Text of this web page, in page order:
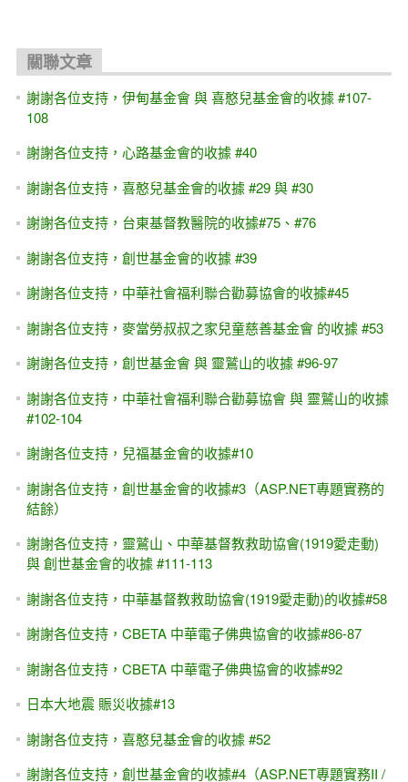
關聯文章
謝謝各位支持，伊甸基金會 與 喜憨兒基金會的收據 #107-
108
謝謝各位支持，心路基金會的收據 #40
謝謝各位支持，喜憨兒基金會的收據 #29 與 #30
謝謝各位支持，台東基督教醫院的收據#75、#76
謝謝各位支持，創世基金會的收據 #39
謝謝各位支持，中華社會福利聯合勸募協會的收據#45
謝謝各位支持，麥當勞叔叔之家兒童慈善基金會 的收據 #53
謝謝各位支持，創世基金會 與 靈鷲山的收據 #96-97
謝謝各位支持，中華社會福利聯合勸募協會 與 靈鷲山的收據
#102-104
謝謝各位支持，兒福基金會的收據#10
謝謝各位支持，創世基金會的收據#3（ASP.NET專題實務的
結餘）
謝謝各位支持，靈鷲山、中華基督教救助協會(1919愛走動)
與 創世基金會的收據 #111-113
謝謝各位支持，中華基督教救助協會(1919愛走動)的收據#58
謝謝各位支持，CBETA 中華電子佛典協會的收據#86-87
謝謝各位支持，CBETA 中華電子佛典協會的收據#92
日本大地震 賑災收據#13
謝謝各位支持，喜憨兒基金會的收據 #52
謝謝各位支持，創世基金會的收據#4（ASP.NET專題實務II /